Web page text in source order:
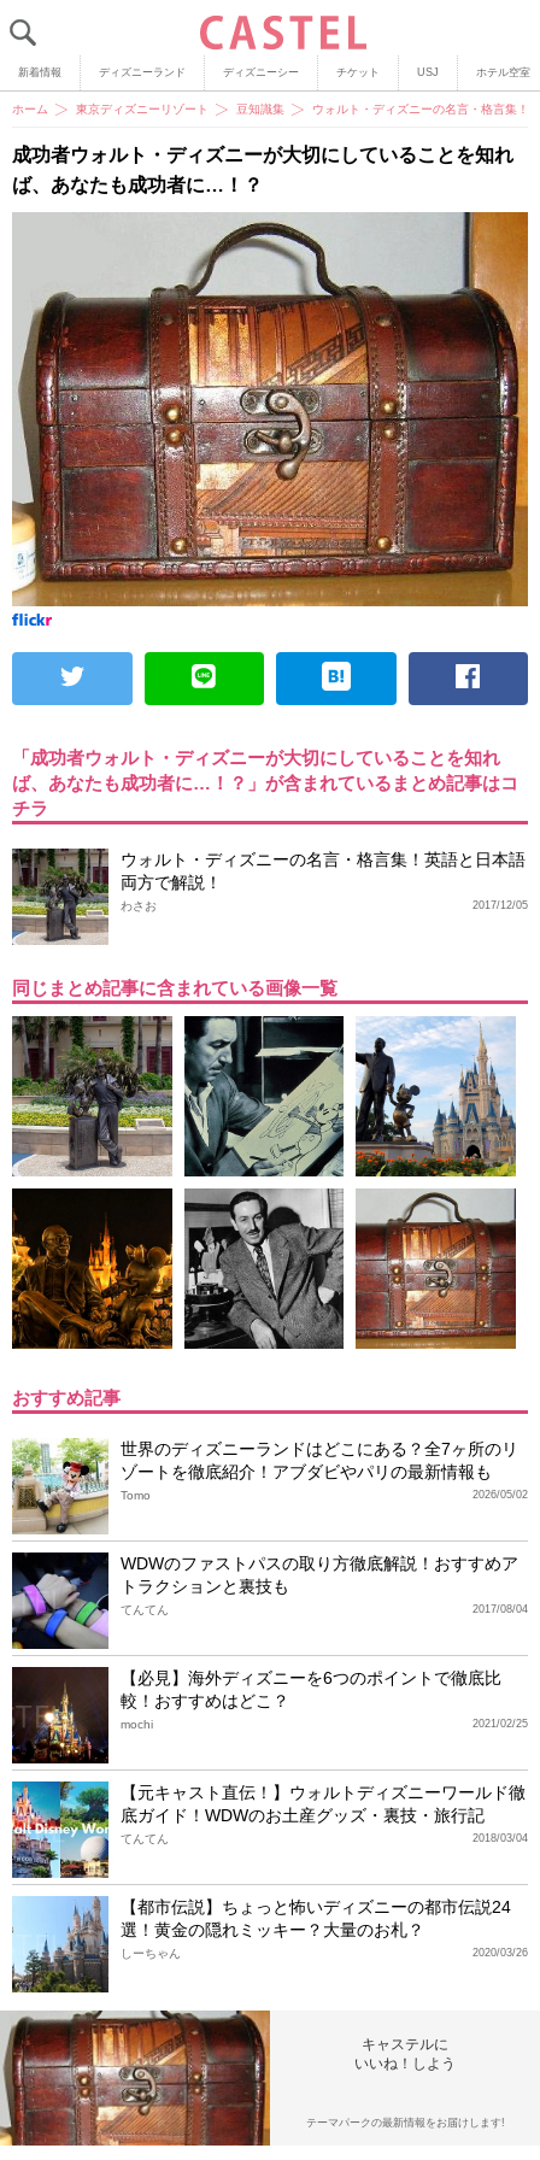
新着情報 ディズニーランド ディズニーシー チケット USJ ホテル空室
ホーム 東京ディズニーリゾート 豆知識集 ウォルト・ディズニーの名言・格言集！
成功者ウォルト・ディズニーが大切にしていることを知れ
ば、あなたも成功者に…！？
「成功者ウォルト・ディズニーが大切にしていることを知れ
ば、あなたも成功者に…！？」が含まれているまとめ記事はコ
チラ
ウォルト・ディズニーの名言・格言集！英語と日本語
両方で解説！
2017/12/05
わさお
同じまとめ記事に含まれている画像一覧
おすすめ記事
世界のディズニーランドはどこにある？全7ヶ所のリ
ゾートを徹底紹介！アブダビやパリの最新情報も
2026/05/02
Tomo
WDWのファストパスの取り方徹底解説！おすすめア
トラクションと裏技も
2017/08/04
てんてん
【必見】海外ディズニーを6つのポイントで徹底比
較！おすすめはどこ？
2021/02/25
mochi
【元キャスト直伝！】ウォルトディズニーワールド徹
底ガイド！WDWのお土産グッズ・裏技・旅行記
2018/03/04
てんてん
【都市伝説】ちょっと怖いディズニーの都市伝説24
選！黄金の隠れミッキー？大量のお札？
2020/03/26
しーちゃん
キャステルに
いいね！しよう
テーマパークの最新情報をお届けします!